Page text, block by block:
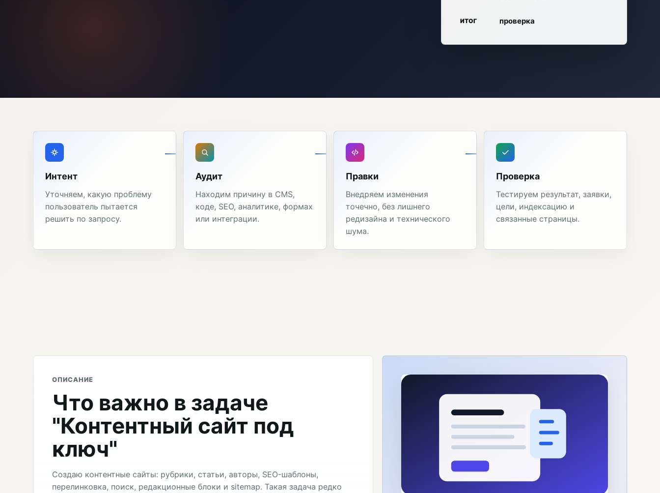
ИТОГ проверка
Интент
Уточняем, какую проблему
пользователь пытается
решить по запросу.
Аудит
Находим причину в CMS,
коде, SEO, аналитике, формах
или интеграции.
Правки
Внедряем изменения
точечно, без лишнего
редизайна и технического
шума.
Проверка
Тестируем результат, заявки,
цели, индексацию и
связанные страницы.
ОПИСАНИЕ
Что важно в задаче
"Контентный сайт под
ключ"
Создаю контентные сайты: рубрики, статьи, авторы, SEO-шаблоны,
перелинковка, поиск, редакционные блоки и sitemap. Такая задача редко